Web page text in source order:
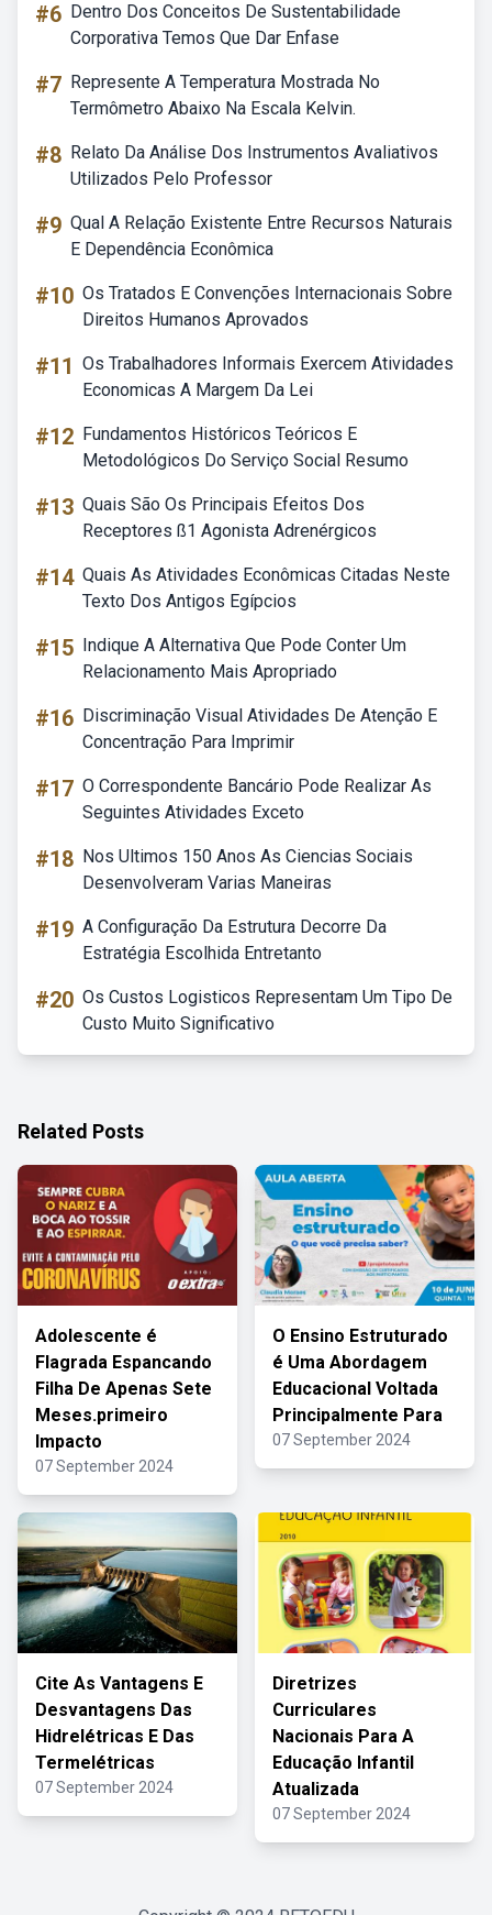
#6 Dentro Dos Conceitos De Sustentabilidade
Corporativa Temos Que Dar Enfase
#7 Represente A Temperatura Mostrada No
Termômetro Abaixo Na Escala Kelvin.
#8 Relato Da Análise Dos Instrumentos Avaliativos
Utilizados Pelo Professor
#9 Qual A Relação Existente Entre Recursos Naturais
E Dependência Econômica
#10 Os Tratados E Convenções Internacionais Sobre
Direitos Humanos Aprovados
#11 Os Trabalhadores Informais Exercem Atividades
Economicas A Margem Da Lei
#12 Fundamentos Históricos Teóricos E
Metodológicos Do Serviço Social Resumo
#13 Quais São Os Principais Efeitos Dos
Receptores ß1 Agonista Adrenérgicos
#14 Quais As Atividades Econômicas Citadas Neste
Texto Dos Antigos Egípcios
#15 Indique A Alternativa Que Pode Conter Um
Relacionamento Mais Apropriado
#16 Discriminação Visual Atividades De Atenção E
Concentração Para Imprimir
#17 O Correspondente Bancário Pode Realizar As
Seguintes Atividades Exceto
#18 Nos Ultimos 150 Anos As Ciencias Sociais
Desenvolveram Varias Maneiras
#19 A Configuração Da Estrutura Decorre Da
Estratégia Escolhida Entretanto
#20 Os Custos Logisticos Representam Um Tipo De
Custo Muito Significativo
Related Posts
Adolescente é
Flagrada Espancando
Filha De Apenas Sete
Meses.primeiro
Impacto
07 September 2024
O Ensino Estruturado
é Uma Abordagem
Educacional Voltada
Principalmente Para
07 September 2024
Cite As Vantagens E
Desvantagens Das
Hidrelétricas E Das
Termelétricas
07 September 2024
Diretrizes
Curriculares
Nacionais Para A
Educação Infantil
Atualizada
07 September 2024